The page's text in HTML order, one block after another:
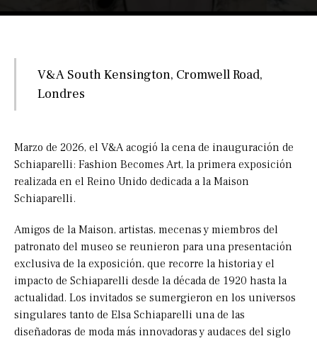
V&A South Kensington, Cromwell Road,
Londres
Marzo de 2026, el V&A acogió la cena de inauguración de
Schiaparelli: Fashion Becomes Art, la primera exposición
realizada en el Reino Unido dedicada a la Maison
Schiaparelli.
Amigos de la Maison, artistas, mecenas y miembros del
patronato del museo se reunieron para una presentación
exclusiva de la exposición, que recorre la historia y el
impacto de Schiaparelli desde la década de 1920 hasta la
actualidad. Los invitados se sumergieron en los universos
singulares tanto de Elsa Schiaparelli una de las
diseñadoras de moda más innovadoras y audaces del siglo